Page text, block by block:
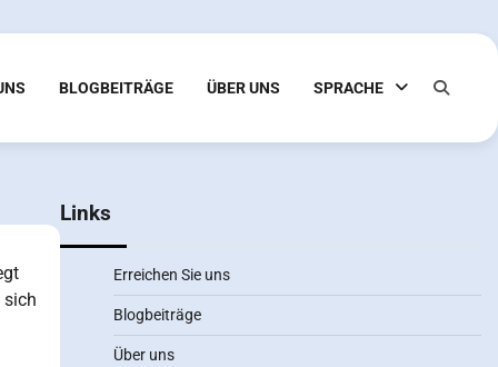
BLOGBEITRÄGE ÜBER UNS SPRACHE
sich
Links
Erreichen Sie uns
Blogbeiträge
Über uns